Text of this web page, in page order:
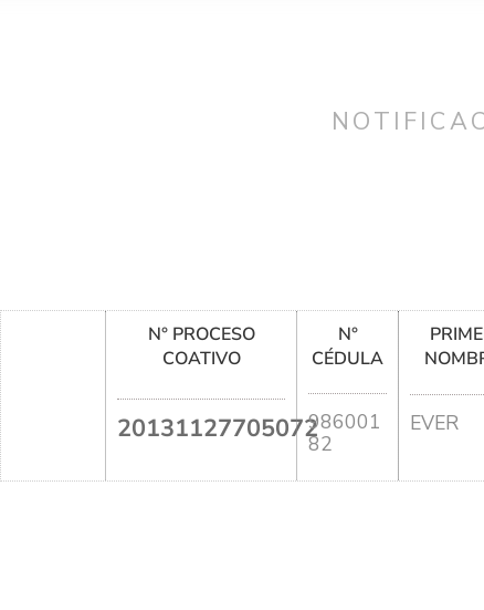
N° PROCESO
COATIVO
20131127705072
N°
CÉDULA
986001
82
EVER